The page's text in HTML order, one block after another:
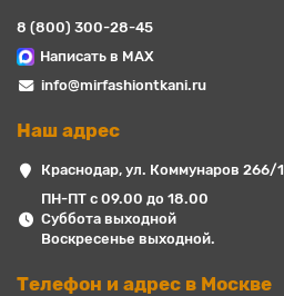
8 (800) 300-28-45
Написать в MAX
info@mirfashiontkani.ru
Наш адрес
Краснодар, ул. Коммунаров 266/1
ПН-ПТ с 09.00 до 18.00
Суббота выходной
Воскресенье выходной.
Телефон и адрес в Москве